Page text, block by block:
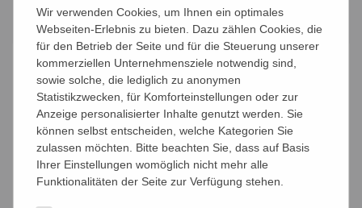
Möglichkeit, selbst mitzugestalten und Einfluss zu nehmen
Wir verwenden Cookies, um Ihnen ein optimales
Webseiten-Erlebnis zu bieten. Dazu zählen Cookies, die
für den Betrieb der Seite und für die Steuerung unserer
kommerziellen Unternehmensziele notwendig sind,
sowie solche, die lediglich zu anonymen
Statistikzwecken, für Komforteinstellungen oder zur
Anzeige personalisierter Inhalte genutzt werden. Sie
können selbst entscheiden, welche Kategorien Sie
zulassen möchten. Bitte beachten Sie, dass auf Basis
Ihrer Einstellungen womöglich nicht mehr alle
Funktionalitäten der Seite zur Verfügung stehen.